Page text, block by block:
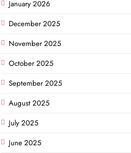
January 2026
December 2025
November 2025
October 2025
September 2025
August 2025
July 2025
June 2025